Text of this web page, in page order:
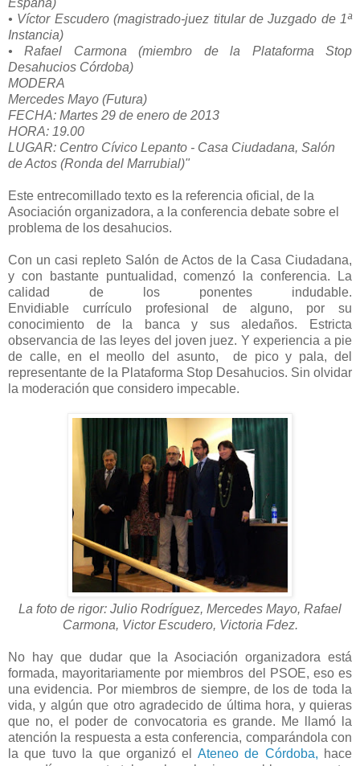
• Víctor Escudero (magistrado-juez titular de Juzgado de 1ª
Instancia)
• Rafael Carmona (miembro de la Plataforma Stop
Desahucios Córdoba)
MODERA
Mercedes Mayo (Futura)
FECHA: Martes 29 de enero de 2013
HORA: 19.00
LUGAR: Centro Cívico Lepanto - Casa Ciudadana, Salón
de Actos (Ronda del Marrubial)"
Este entrecomillado texto es la referencia oficial, de la
Asociación organizadora, a la conferencia debate sobre el
problema de los desahucios.
Con un casi repleto Salón de Actos de la Casa Ciudadana,
y con bastante puntualidad, comenzó la conferencia. La
calidad de los ponentes indudable.
Envidiable currículo profesional de alguno, por su
conocimiento de la banca y sus aledaños. Estricta
observancia de las leyes del joven juez. Y experiencia a pie
de calle, en el meollo del asunto, de pico y pala, del
representante de la Plataforma Stop Desahucios. Sin olvidar
la moderación que considero impecable.
La foto de rigor: Julio Rodríguez, Mercedes Mayo, Rafael
Carmona, Victor Escudero, Victoria Fdez.
No hay que dudar que la Asociación organizadora está
formada, mayoritariamente por miembros del PSOE, eso es
una evidencia. Por miembros de siempre, de los de toda la
vida, y algún que otro agradecido de última hora, y quieras
que no, el poder de convocatoria es grande. Me llamó la
atención la respuesta a esta conferencia, comparándola con
la que tuvo la que organizó el Ateneo de Córdoba, hace